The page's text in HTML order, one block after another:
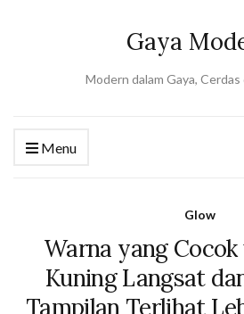
Gaya
Modern dalam Gaya, Cerdas
Menu
Glow
Warna yang
Kuning Langsat
Tampilan Terlihat